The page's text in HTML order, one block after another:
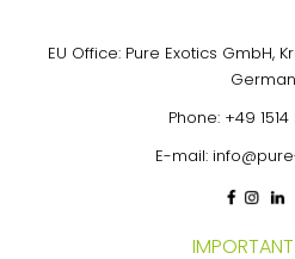
EU Office: Pure Exotics GmbH,
Phone: +49
E-mail:
IMPORTANT